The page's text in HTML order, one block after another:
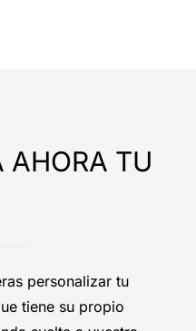
AHORA TU
personalizar tu
tiene su propio